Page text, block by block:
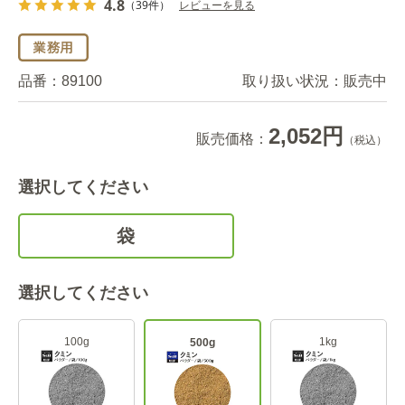
4.8 （39件） レビューを見る
品番： 89100 取り扱い状況： 販売中
販売価格： 2,052円 （税込）
選択してください
袋
選択してください
100g 500g 1kg